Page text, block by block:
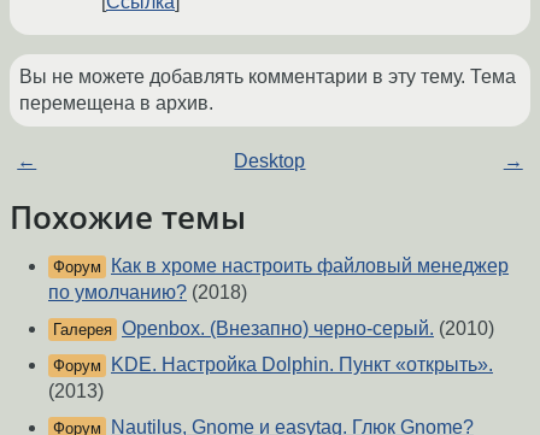
Вы не можете добавлять комментарии в эту тему. Тема
перемещена в архив.
← Desktop →
Похожие темы
Форум
Как в хроме настроить файловый менеджер
по умолчанию? (2018)
Галерея Openbox. (Внезапно) черно-серый. (2010)
Форум
KDE. Настройка Dolphin. Пункт «открыть».
(2013)
Форум
Nautilus, Gnome и easytag. Глюк Gnome?